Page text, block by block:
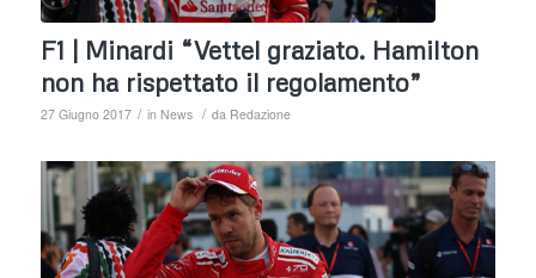
F1 | Minardi “Vettel graziato. Hamilton
non ha rispettato il regolamento”
27 Giugno 2017 / in News / da Redazione